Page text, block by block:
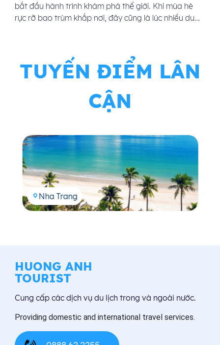
bắt đầu hành trình khám phá thế giới. Khi mùa hè
rực rỡ bao trùm khắp nơi, đây cũng là lúc nhiều du
TUYẾN ĐIỂM LÂN
CẬN
Nha Trang
HUONG ANH
TOURIST
Cung cấp các dịch vụ du lịch trong và ngoài nước.
Providing domestic and international travel services.